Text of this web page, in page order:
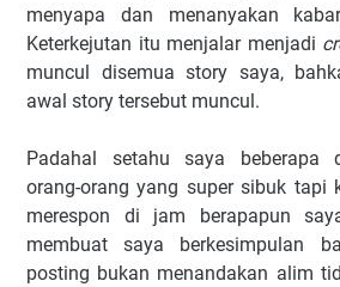
menyapa dan menanyakan
Keterkejutan itu menjalar menjadi
muncul disemua story saya,
awal story tersebut muncul.
Padahal setahu saya beberapa
orang-orang yang super sibuk tapi
merespon di jam berapapun
membuat saya berkesimpulan
posting bukan menandakan alim